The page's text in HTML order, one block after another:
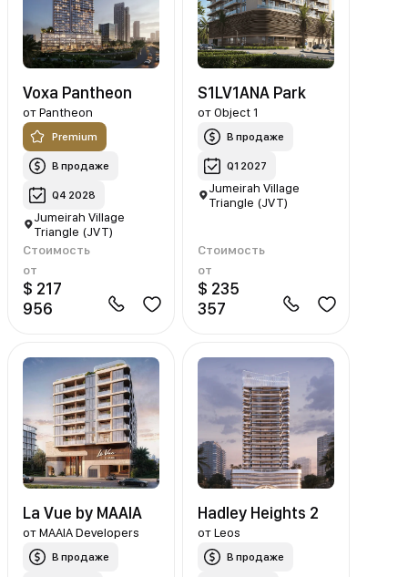
Voxa Pantheon
отPantheon
Premium
В продаже
Q4 2028
Jumeirah Village
Triangle (JVT)
Стоимость
от
$ 217
956
S1LV1ANA Park
отObject 1
В продаже
Q1 2027
Jumeirah Village
Triangle (JVT)
Стоимость
от
$ 235
357
La Vue by MAAIA
отMAAIA Developers
В продаже
Hadley Heights 2
отLeos
В продаже